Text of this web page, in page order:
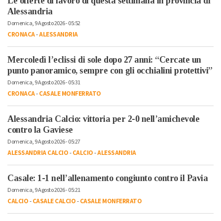
Alessandria
Domenica, 9 Agosto 2026 - 05:52
CRONACA-ALESSANDRIA
Mercoledì l’eclissi di sole dopo 27 anni: “Cercate un
punto panoramico, sempre con gli occhialini protettivi”
Domenica, 9 Agosto 2026 - 05:31
CRONACA-CASALE MONFERRATO
Alessandria Calcio: vittoria per 2-0 nell’amichevole
contro la Gaviese
Domenica, 9 Agosto 2026 - 05:27
ALESSANDRIA CALCIO-CALCIO-ALESSANDRIA
Casale: 1-1 nell’allenamento congiunto contro il Pavia
Domenica, 9 Agosto 2026 - 05:21
CALCIO-CASALE CALCIO-CASALE MONFERRATO